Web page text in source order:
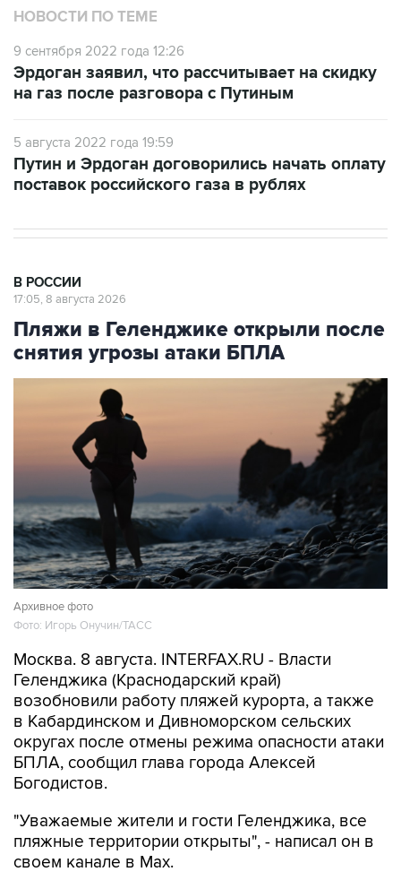
НОВОСТИ ПО ТЕМЕ
9 сентября 2022 года 12:26
Эрдоган заявил, что рассчитывает на скидку
на газ после разговора с Путиным
5 августа 2022 года 19:59
Путин и Эрдоган договорились начать оплату
поставок российского газа в рублях
В РОССИИ
17:05, 8 августа 2026
Пляжи в Геленджике открыли после
снятия угрозы атаки БПЛА
Архивное фото
Фото: Игорь Онучин/ТАСС
Москва. 8 августа. INTERFAX.RU - Власти
Геленджика (Краснодарский край)
возобновили работу пляжей курорта, а также
в Кабардинском и Дивноморском сельских
округах после отмены режима опасности атаки
БПЛА, сообщил глава города Алексей
Богодистов.
"Уважаемые жители и гости Геленджика, все
пляжные территории открыты", - написал он в
своем канале в Max.